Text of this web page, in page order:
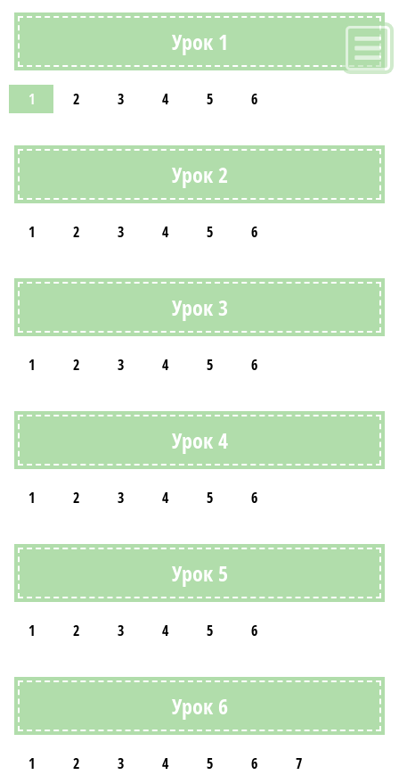
Урок 1
1 2 3 4 5 6
Урок 2
1 2 3 4 5 6
Урок 3
1 2 3 4 5 6
Урок 4
1 2 3 4 5 6
Урок 5
1 2 3 4 5 6
Урок 6
1 2 3 4 5 6 7